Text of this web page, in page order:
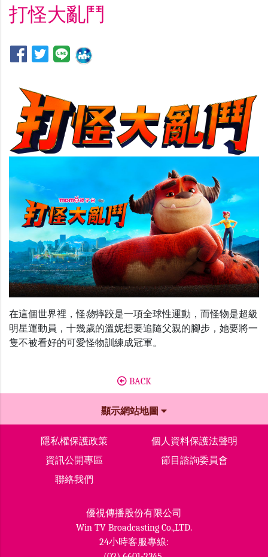
打怪大亂鬥
在這個世界裡，怪物摔跤是一項全球性運動，而怪物是超級
明星運動員，十幾歲的溫妮想要追隨父親的腳步，她要將一
隻不被看好的可愛怪物訓練成冠軍。
BACK
顯示網站地圖
隱私權保護政策
個人資料保護法聲明
資訊公開專區
節目諮詢委員會
聯絡我們
優視傳播股份有限公司
Win TV Broadcasting Co.,LTD.
24小時客服專線: